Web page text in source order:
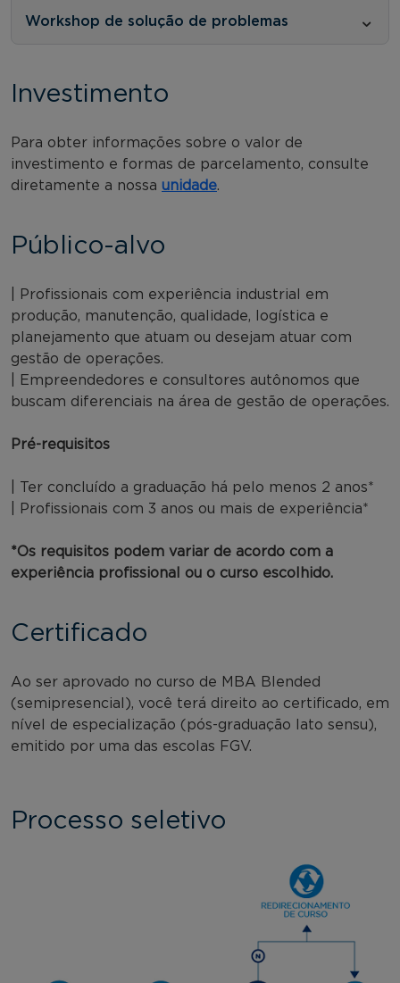
Workshop de solução de problemas
Investimento
Para obter informações sobre o valor de
investimento e formas de parcelamento, consulte
diretamente a nossa unidade.
Público-alvo
| Profissionais com experiência industrial em
produção, manutenção, qualidade, logística e
planejamento que atuam ou desejam atuar com
gestão de operações.
| Empreendedores e consultores autônomos que
buscam diferenciais na área de gestão de operações.
Pré-requisitos
| Ter concluído a graduação há pelo menos 2 anos*
| Profissionais com 3 anos ou mais de experiência*
*Os requisitos podem variar de acordo com a
experiência profissional ou o curso escolhido.
Certificado
Ao ser aprovado no curso de MBA Blended
(semipresencial), você terá direito ao certificado, em
nível de especialização (pós-graduação lato sensu),
emitido por uma das escolas FGV.
Processo seletivo